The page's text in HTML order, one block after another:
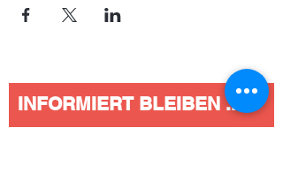
INFORMIERT BLEIBEN ...